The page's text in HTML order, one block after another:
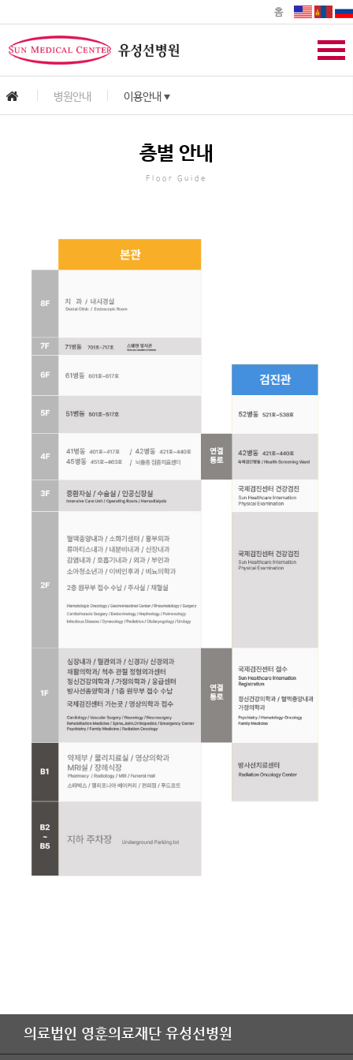
홈
병원안내 이용안내 ▼
층별 안내
Floor Guide
의료법인 영훈의료재단 유성선병원